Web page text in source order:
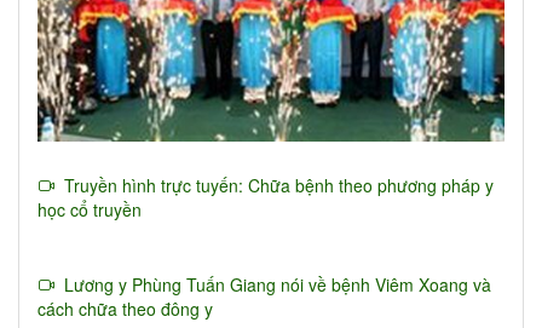
Truyền hình trực tuyến: Chữa bệnh theo phương pháp y
học cổ truyền
Lương y Phùng Tuấn Giang nói về bệnh Viêm Xoang và
cách chữa theo đông y